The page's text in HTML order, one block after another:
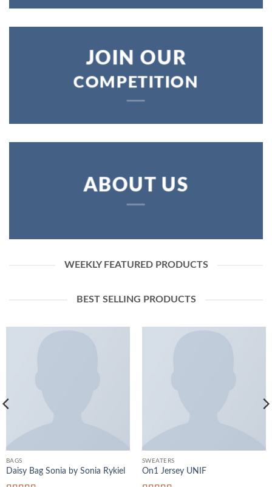
JOIN OUR
COMPETITION
ABOUT US
WEEKLY FEATURED PRODUCTS
BEST SELLING PRODUCTS
BAGS
Daisy Bag Sonia by Sonia Rykiel
SWEATERS
On1 Jersey UNIF